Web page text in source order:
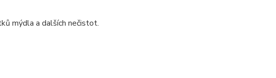
mýdla a dalších nečistot.